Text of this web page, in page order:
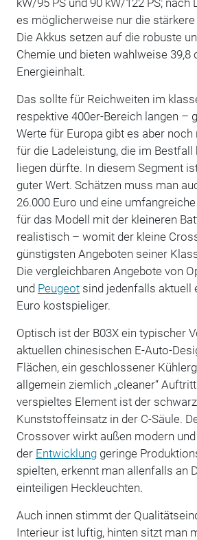
es möglicherweise nur die
Die Akkus setzen auf die robuste
Chemie und bieten wahlweise 39,8
Energieinhalt.
Das sollte für Reichweiten im
respektive 400er-Bereich langen –
Werte für Europa gibt es aber
für die Ladeleistung, die im Bestfall
liegen dürfte. In diesem Segment
guter Wert. Schätzen muss man
26.000 Euro und eine
für das Modell mit der kleineren
realistisch – womit der kleine
günstigsten Angeboten seiner
Die vergleichbaren Angebote von
und Peugeotsind jedenfalls aktuell
Euro kostspieliger.
Optisch ist der B03X ein typischer
aktuellen chinesischen E-Auto-
Flächen, ein geschlossener
allgemein ziemlich „cleaner“
verspieltes Element ist der
Kunststoffeinsatz in der C-Säule.
Crossover wirkt außen modern
der Entwicklunggeringe
spielten, erkennt man allenfalls an
einteiligen Heckleuchten.
Auch innen stimmt der
Interieur ist luftig, hinten sitzt man